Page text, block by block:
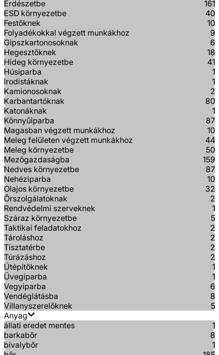
Erdészetbe
161
ESD környezetbe
40
Festőknek
10
Folyadékokkal végzett munkákhoz
9
Gipszkartonosoknak
6
Hegesztőknek
18
Hideg környezetbe
41
Húsiparba
1
Irodistáknak
1
Kamionosoknak
2
Karbantartóknak
80
Katonáknak
1
Könnyűiparba
87
Magasban végzett munkákhoz
10
Meleg felületen végzett munkákhoz
44
Meleg környezetbe
50
Mezőgazdaságba
159
Nedves környezetbe
87
Nehéziparba
10
Olajos környezetbe
32
Őrszolgálatoknak
2
Rendvédelmi szerveknek
1
Száraz környezetbe
5
Taktikai feladatokhoz
2
Tároláshoz
2
Tisztatérbe
2
Túrázáshoz
2
Útépítőknek
1
Üvegiparba
1
Vegyiparba
6
Vendéglátásba
8
Villanyszerelőknek
5
Anyag
állati eredet mentes
1
barkabőr
8
bivalybőr
1